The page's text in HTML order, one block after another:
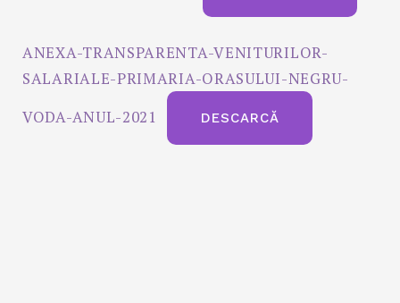
ANEXA-TRANSPARENTA-VENITURILOR-
SALARIALE-PRIMARIA-ORASULUI-NEGRU-
VODA-ANUL-2021
DESCARCĂ